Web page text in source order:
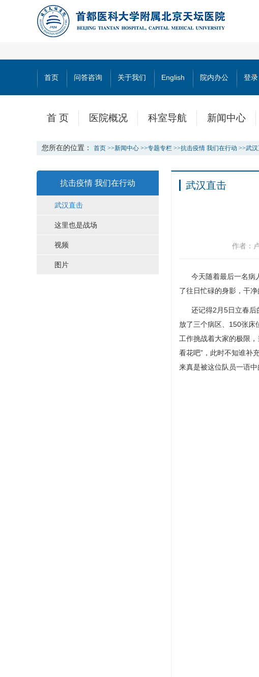
首页 问答咨询 关于我们 English 院内办公 登录
首 页 医院概况 科室导航 新闻中心
您所在的位置： 首页 >>新闻中心 >>专题专栏 >>抗击疫情 我们在行动 >>武
抗击疫情 我们在行动
武汉直击
这里也是战场
视频
图片
武汉直击
作者：
今天随着最后一名病人
了往日忙碌的身影，干
还记得2月5日立春后
放了三个病区、150张
工作挑战着大家的极限
看花吧”，此时不知谁补
来真是被这位队员一语中